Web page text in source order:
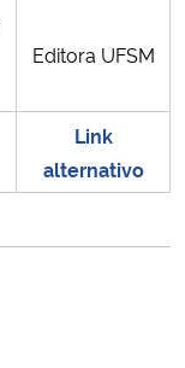
Editora UFSM
Link
alternativo